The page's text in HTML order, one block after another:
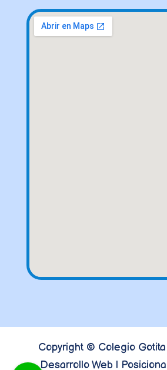
Copyright © Colegio
Desarrollo Web |